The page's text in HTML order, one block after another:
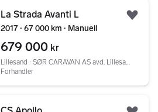
La Strada Avanti L
2017 ∙ 67 000 km ∙ Manuell
679 000 kr
Lillesand ∙ SØR CARAVAN AS avd. Lillesand
Forhandler